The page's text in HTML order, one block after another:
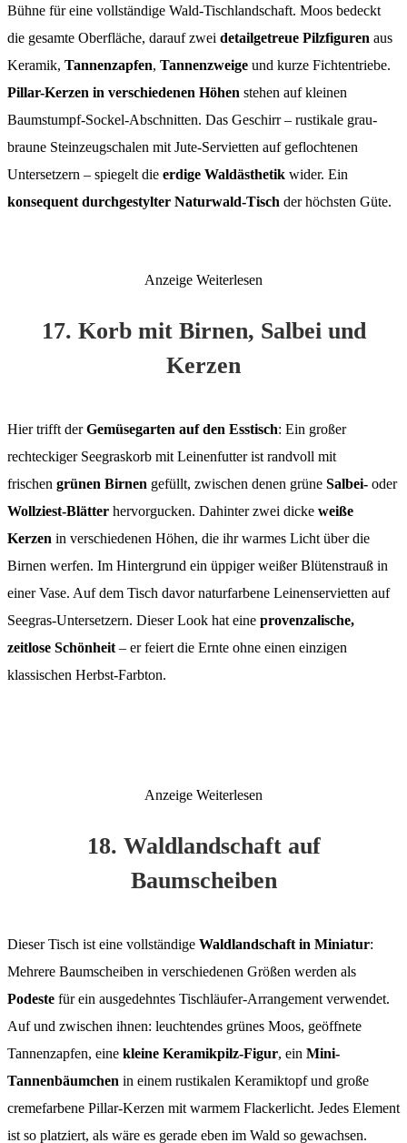
Bühne für eine vollständige Wald-Tischlandschaft. Moos bedeckt
die gesamte Oberfläche, darauf zwei detailgetreue Pilzfiguren aus
Keramik, Tannenzapfen, Tannenzweige und kurze Fichtentriebe.
Pillar-Kerzen in verschiedenen Höhen stehen auf kleinen
Baumstumpf-Sockel-Abschnitten. Das Geschirr – rustikale grau-
braune Steinzeugschalen mit Jute-Servietten auf geflochtenen
Untersetzern – spiegelt die erdige Waldästhetik wider. Ein
konsequent durchgestylter Naturwald-Tisch der höchsten Güte.
Anzeige Weiterlesen
17. Korb mit Birnen, Salbei und
Kerzen
Hier trifft derGemüsegarten auf den Esstisch: Ein großer
rechteckiger Seegraskorb mit Leinenfutter ist randvoll mit
frischen grünen Birnen gefüllt, zwischen denen grüne Salbei- oder
Wollziest-Blätter hervorgucken. Dahinter zwei dicke weiße
Kerzen in verschiedenen Höhen, die ihr warmes Licht über die
Birnen werfen. Im Hintergrund ein üppiger weißer Blütenstrauß in
einer Vase. Auf dem Tisch davor naturfarbene Leinenservietten auf
Seegras-Untersetzern. Dieser Look hat eine provenzalische,
zeitlose Schönheit – er feiert die Ernte ohne einen einzigen
klassischen Herbst-Farbton.
Anzeige Weiterlesen
18. Waldlandschaft auf
Baumscheiben
Dieser Tisch ist eine vollständige Waldlandschaft in Miniatur:
Mehrere Baumscheiben in verschiedenen Größen werden als
Podeste für ein ausgedehntes Tischläufer-Arrangement verwendet.
Auf und zwischen ihnen: leuchtendes grünes Moos, geöffnete
Tannenzapfen, eine kleine Keramikpilz-Figur, ein Mini-
Tannenbäumchen in einem rustikalen Keramiktopf und große
cremefarbene Pillar-Kerzen mit warmem Flackerlicht. Jedes Element
ist so platziert, als wäre es gerade eben im Wald so gewachsen.